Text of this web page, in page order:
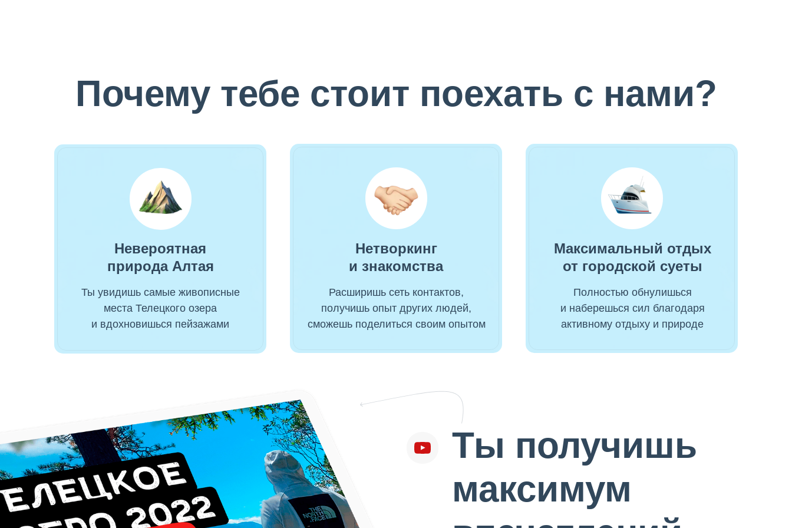
Почему тебе стоит поехать с нами?
Невероятная
природа Алтая
Ты увидишь самые живописные
места Телецкого озера
и вдохновишься пейзажами
Ты получишь
максимум
Нетворкинг
и знакомства
Расширишь сеть контактов,
получишь опыт других людей,
сможешь поделиться своим опытом
Максимальный отдых
от городской суеты
Полностью обнулишься
и наберешься сил благодаря
активному отдыху и природе